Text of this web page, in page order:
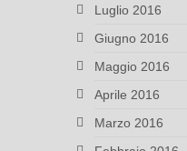
Luglio 2016
Giugno 2016
Maggio 2016
Aprile 2016
Marzo 2016